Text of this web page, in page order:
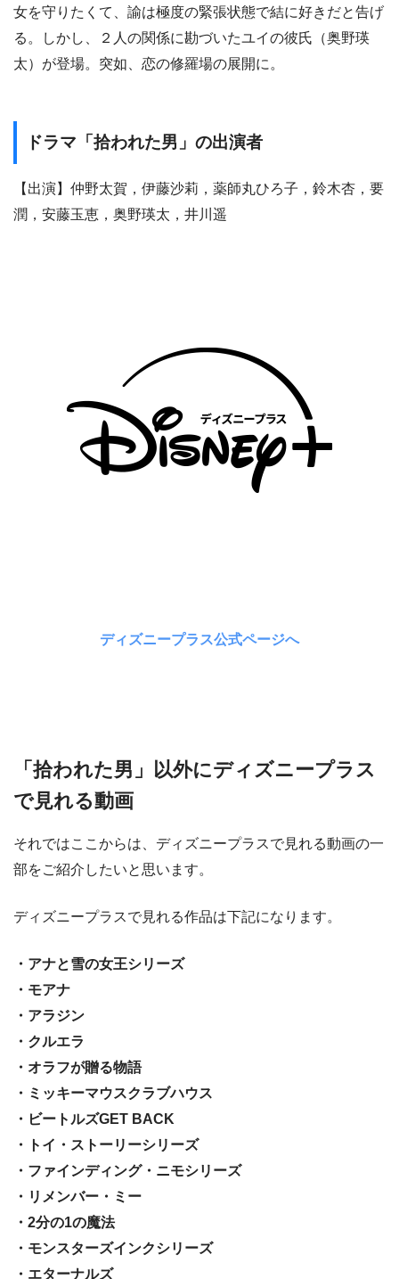
女を守りたくて、諭は極度の緊張状態で結に好きだと告げ
る。しかし、２人の関係に勘づいたユイの彼氏（奥野瑛
太）が登場。突如、恋の修羅場の展開に。
ドラマ「拾われた男」の出演者
【出演】仲野太賀，伊藤沙莉，薬師丸ひろ子，鈴木杏，要
潤，安藤玉恵，奥野瑛太，井川遥
ディズニープラス公式ページへ
「拾われた男」以外にディズニープラス
で見れる動画
それではここからは、ディズニープラスで見れる動画の一
部をご紹介したいと思います。
ディズニープラスで見れる作品は下記になります。
・アナと雪の女王シリーズ
・モアナ
・アラジン
・クルエラ
・オラフが贈る物語
・ミッキーマウスクラブハウス
・ビートルズGET BACK
・トイ・ストーリーシリーズ
・ファインディング・ニモシリーズ
・リメンバー・ミー
・2分の1の魔法
・モンスターズインクシリーズ
・エターナルズ